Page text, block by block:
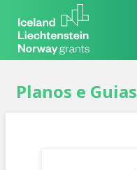
Planos e Guias